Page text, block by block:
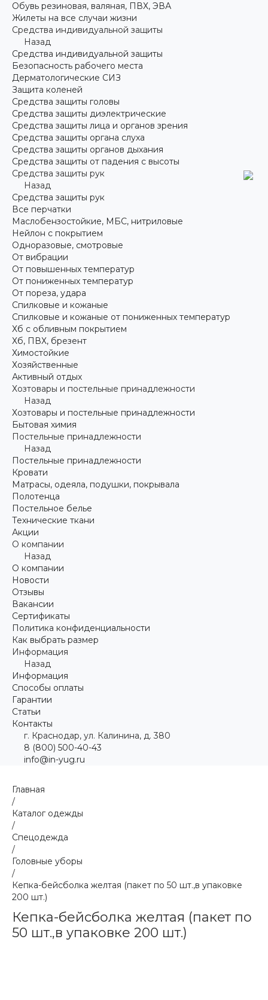
Обувь резиновая, валяная, ПВХ, ЭВА
Жилеты на все случаи жизни
Средства индивидуальной защиты
Назад
Средства индивидуальной защиты
Безопасность рабочего места
Дерматологические СИЗ
Защита коленей
Средства защиты головы
Средства защиты диэлектрические
Средства защиты лица и органов зрения
Средства защиты органа слуха
Средства защиты органов дыхания
Средства защиты от падения с высоты
Средства защиты рук
Назад
Средства защиты рук
Все перчатки
Маслобензостойкие, МБС, нитриловые
Нейлон с покрытием
Одноразовые, смотровые
От вибрации
От повышенных температур
От пониженных температур
От пореза, удара
Спилковые и кожаные
Спилковые и кожаные от пониженных температур
Хб с обливным покрытием
Хб, ПВХ, брезент
Химостойкие
Хозяйственные
Активный отдых
Хозтовары и постельные принадлежности
Назад
Хозтовары и постельные принадлежности
Бытовая химия
Постельные принадлежности
Назад
Постельные принадлежности
Кровати
Матрасы, одеяла, подушки, покрывала
Полотенца
Постельное белье
Технические ткани
Акции
О компании
Назад
О компании
Новости
Отзывы
Вакансии
Сертификаты
Политика конфиденциальности
Как выбрать размер
Информация
Назад
Информация
Способы оплаты
Гарантии
Статьи
Контакты
г. Краснодар, ул. Калинина, д. 380
8 (800) 500-40-43
info@in-yug.ru
Главная
/
Каталог одежды
/
Спецодежда
/
Головные уборы
/
Кепка-бейсболка желтая (пакет по 50 шт.,в упаковке
200 шт.)
Кепка-бейсболка желтая (пакет по
50 шт.,в упаковке 200 шт.)